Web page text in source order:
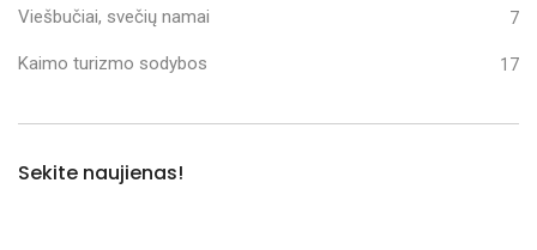
Viešbučiai, svečių namai 7
Kaimo turizmo sodybos 17
Sekite naujienas!